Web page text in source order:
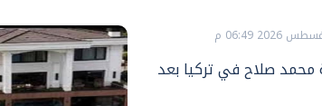
صلاح في تركيا بعد